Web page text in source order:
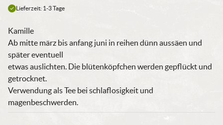
Lieferzeit: 1-3 Tage
Kamille
Ab mitte märz bis anfang juni in reihen dünn aussäen und
später eventuell
etwas auslichten. Die blütenköpfchen werden gepflückt und
getrocknet.
Verwendung als Tee bei schlaflosigkeit und
magenbeschwerden.